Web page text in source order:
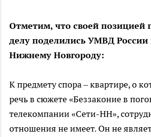
Отметим, что своей позицией
делу поделились УМВД России
Нижнему Новгороду:
К предмету спора – квартире, о
речь в сюжете «Беззаконие в
телекомпании «Сети-НН»,
отношения не имеет. Он не